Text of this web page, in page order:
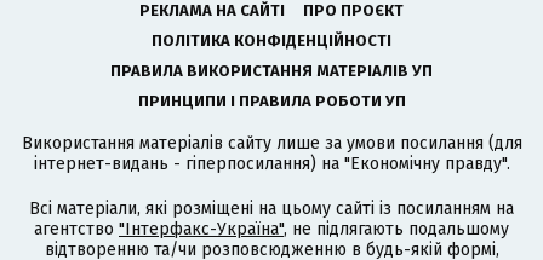
РЕКЛАМА НА САЙТІ
ПРО ПРОЄКТ
ПОЛІТИКА КОНФІДЕНЦІЙНОСТІ
ПРАВИЛА ВИКОРИСТАННЯ МАТЕРІАЛІВ УП
ПРИНЦИПИ І ПРАВИЛА РОБОТИ УП
Використання матеріалів сайту лише за умови посилання (для
інтернет-видань - гіперпосилання) на "Економічну правду".
Всі матеріали, які розміщені на цьому сайті із посиланням на
агентство "Інтерфакс-Україна", не підлягають подальшому
відтворенню та/чи розповсюдженню в будь-якій формі,